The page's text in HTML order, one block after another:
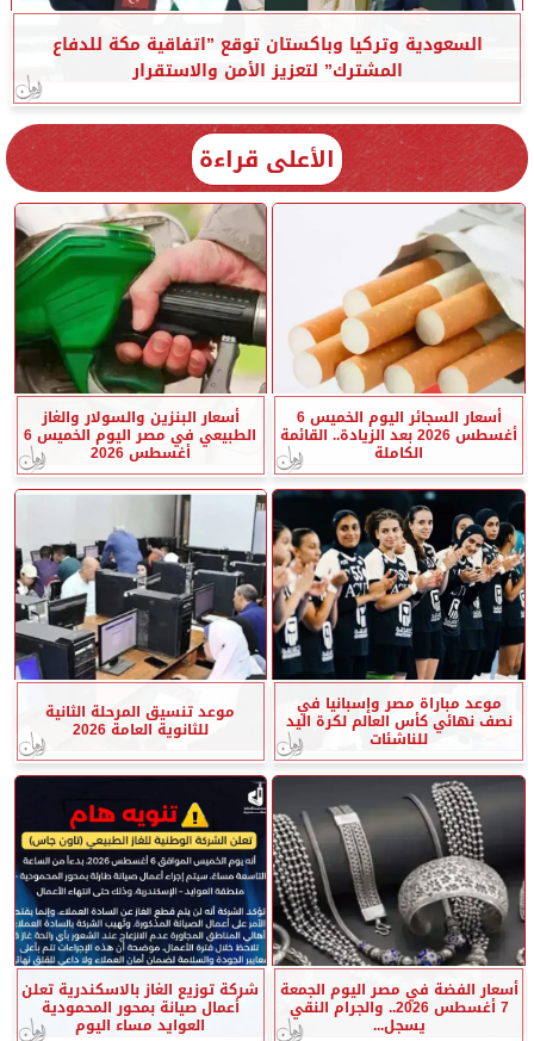
السعودية وتركيا وباكستان توقع ”اتفاقية مكة للدفاع
المشترك” لتعزيز الأمن والاستقرار
الأعلى قراءة
أسعار السجائر اليوم الخميس 6
أغسطس 2026 بعد الزيادة.. القائمة
الكاملة
أسعار البنزين والسولار والغاز
الطبيعي في مصر اليوم الخميس 6
أغسطس 2026
موعد مباراة مصر وإسبانيا في
نصف نهائي كأس العالم لكرة اليد
للناشئات
موعد تنسيق المرحلة الثانية
للثانوية العامة 2026
أسعار الفضة في مصر اليوم الجمعة
7 أغسطس 2026.. والجرام النقي
يسجل...
شركة توزيع الغاز بالاسكندرية تعلن
أعمال صيانة بمحور المحمودية
العوايد مساء اليوم